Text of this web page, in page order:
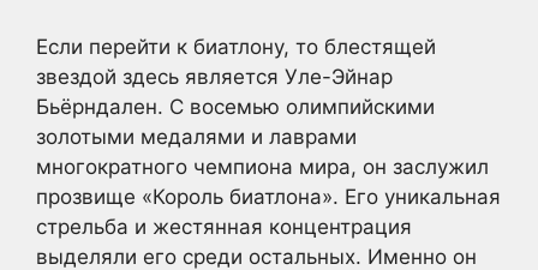
Если перейти к биатлону, то блестящей
звездой здесь является Уле-Эйнар
Бьёрндален. С восемью олимпийскими
золотыми медалями и лаврами
многократного чемпиона мира, он заслужил
прозвище «Король биатлона». Его уникальная
стрельба и жестянная концентрация
выделяли его среди остальных. Именно он